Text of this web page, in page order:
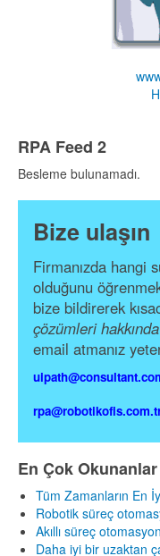
RPA Feed 2
Besleme bulunamadı.
Bize ulaşın
Firmanızda hangi
olduğunu
bize bildirerek
çözümleri
email atmanız
En Çok Okunanlar
Tüm Zamanların En
Robotik süreç
Akıllı süreç
Daha iyi bir uzaktan